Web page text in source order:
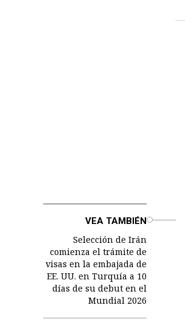
VEA TAMBIÉN
Selección de Irán
comienza el trámite de
visas en la embajada de
EE. UU. en Turquía a 10
días de su debut en el
Mundial 2026